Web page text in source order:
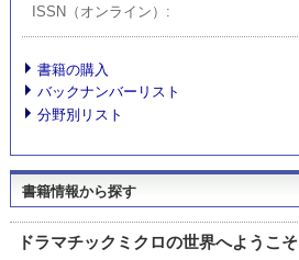
ISSN（オンライン）
書籍の購入
バックナンバーリスト
分野別リスト
書籍情報から探す
ドラマチックミクロの世界へようこそ